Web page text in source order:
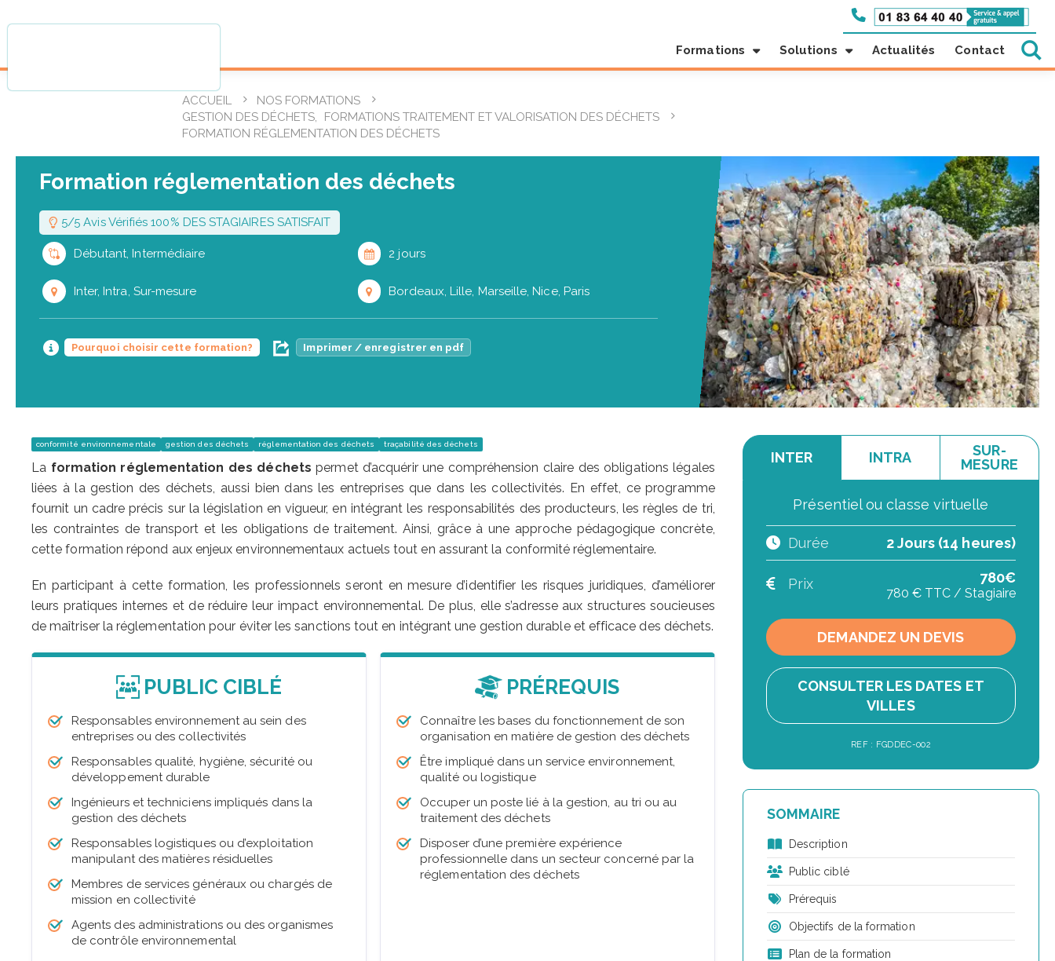
Formations Solutions Actualités Contact
ACCUEIL
NOS FORMATIONS
GESTION DES DÉCHETS,
FORMATIONS TRAITEMENT ET VALORISATION DES DÉCHETS
FORMATION RÉGLEMENTATION DES DÉCHETS
Formation réglementation des déchets
5/5 Avis Vérifiés 100% DES STAGIAIRES SATISFAIT
Débutant, Intermédiaire 2 jours
Inter, Intra, Sur-mesure Bordeaux, Lille, Marseille, Nice, Paris
Pourquoi choisir cette formation? Imprimer / enregistrer en pdf
conformité environnementale gestion des déchets réglementation des déchets traçabilité des déchets
La formation réglementation des déchets permet d’acquérir une compréhension claire des obligations légales
liées à la gestion des déchets, aussi bien dans les entreprises que dans les collectivités. En effet, ce programme
fournit un cadre précis sur la législation en vigueur, en intégrant les responsabilités des producteurs, les règles de tri,
les contraintes de transport et les obligations de traitement. Ainsi, grâce à une approche pédagogique concrète,
cette formation répond aux enjeux environnementaux actuels tout en assurant la conformité réglementaire.
En participant à cette formation, les professionnels seront en mesure d’identifier les risques juridiques, d’améliorer
leurs pratiques internes et de réduire leur impact environnemental. De plus, elle s’adresse aux structures soucieuses
de maîtriser la réglementation pour éviter les sanctions tout en intégrant une gestion durable et efficace des déchets.
PUBLIC CIBLÉ
Responsables environnement au sein des
entreprises ou des collectivités
Responsables qualité, hygiène, sécurité ou
développement durable
Ingénieurs et techniciens impliqués dans la
gestion des déchets
Responsables logistiques ou d’exploitation
manipulant des matières résiduelles
Membres de services généraux ou chargés de
mission en collectivité
Agents des administrations ou des organismes
de contrôle environnemental
PRÉREQUIS
Connaître les bases du fonctionnement de son
organisation en matière de gestion des déchets
Être impliqué dans un service environnement,
qualité ou logistique
Occuper un poste lié à la gestion, au tri ou au
traitement des déchets
Disposer d’une première expérience
professionnelle dans un secteur concerné par la
réglementation des déchets
INTER INTRA
SUR-
MESURE
Présentiel ou classe virtuelle
Durée 2 Jours (14 heures)
Prix 780€
780 € TTC / Stagiaire
DEMANDEZ UN DEVIS
CONSULTER LES DATES ET
VILLES
REF : FGDDEC-002
SOMMAIRE
Description
Public ciblé
Prérequis
Objectifs de la formation
Plan de la formation